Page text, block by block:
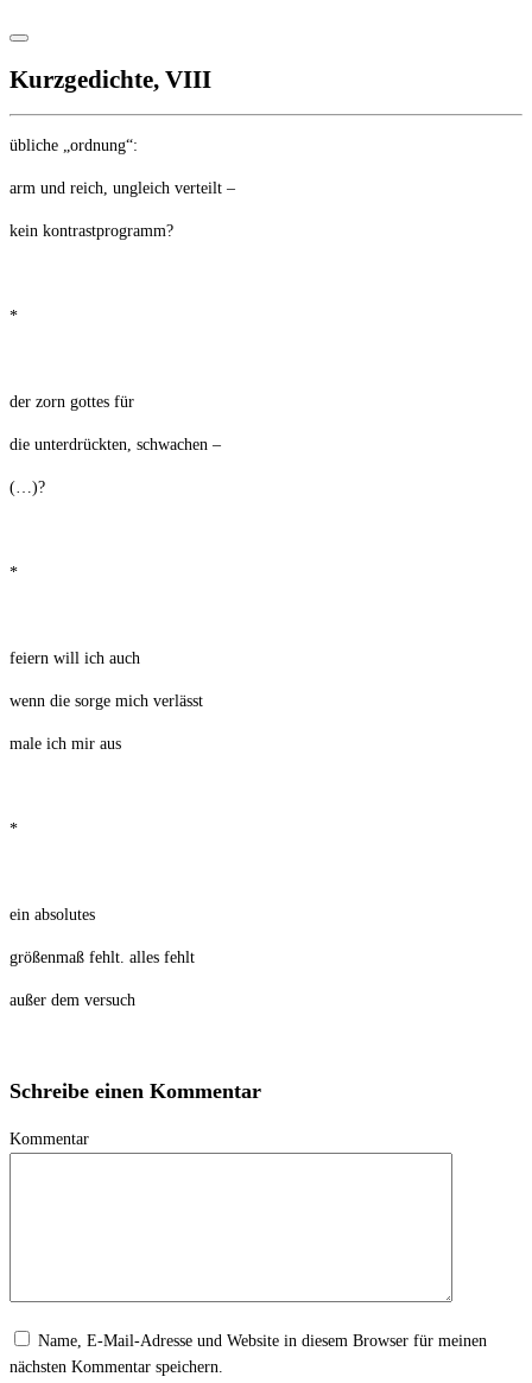
Kurzgedichte, VIII
übliche „ordnung“:
arm und reich, ungleich verteilt –
kein kontrastprogramm?
*
der zorn gottes für
die unterdrückten, schwachen –
(…)?
*
feiern will ich auch
wenn die sorge mich verlässt
male ich mir aus
*
ein absolutes
größenmaß fehlt. alles fehlt
außer dem versuch
Schreibe einen Kommentar
Kommentar
Name, E-Mail-Adresse und Website in diesem Browser für meinen
nächsten Kommentar speichern.